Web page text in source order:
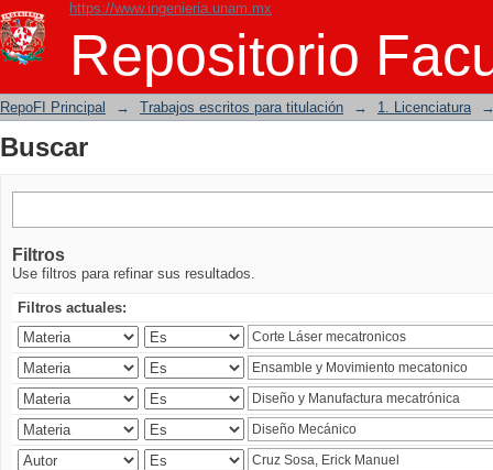
https://www.ingenieria.unam.mx
Repositorio
Buscar
RepoFI Principal → Trabajos escritos para titulación → 1. Licenciatura
Buscar
Filtros
Use filtros para refinar sus resultados.
Filtros actuales: